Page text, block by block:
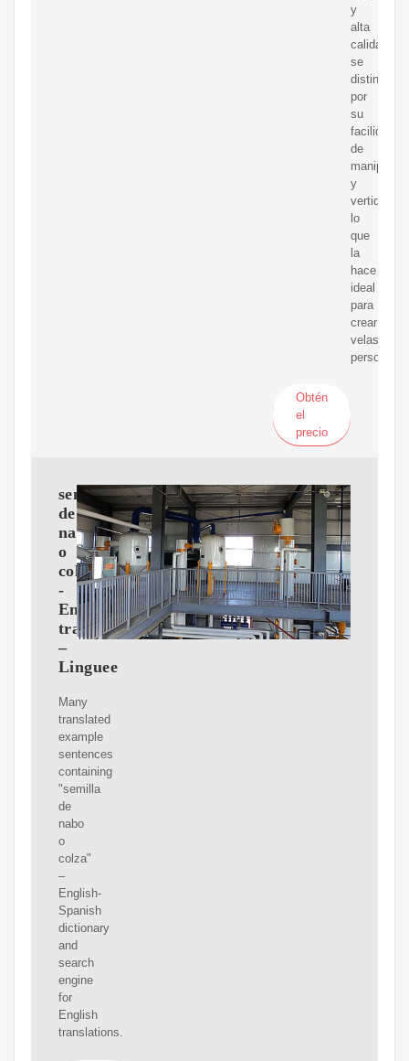
y
alta
calidad,
se
distingue
por
su
facilidad
de
y
vertido,
lo
que
la
hace
ideal
para
crear
velas
Obtén
el
precio
semilla
de
nabo
o
colza
-
English
translation
–
Linguee
Many
translated
example
sentences
containing
"semilla
de
nabo
o
colza"
–
English-
Spanish
dictionary
and
search
engine
for
English
translations.